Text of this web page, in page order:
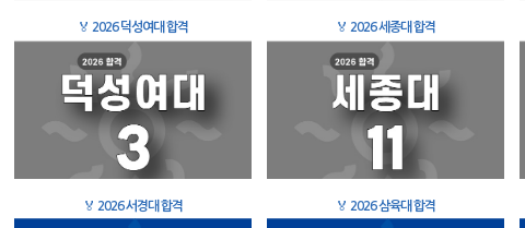
🏅 2026 덕성여대 합격 🏅 2026 세종대 합격
🏅 2026 서경대 합격 🏅 2026 삼육대 합격